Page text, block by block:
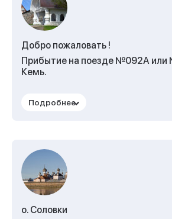
Добро пожаловать !
Прибытие на поезде №092А или
Кемь.
вокзал со стороны перрона с
Размещение в гостинице
эконом, номера с удобствами).
о. Соловки